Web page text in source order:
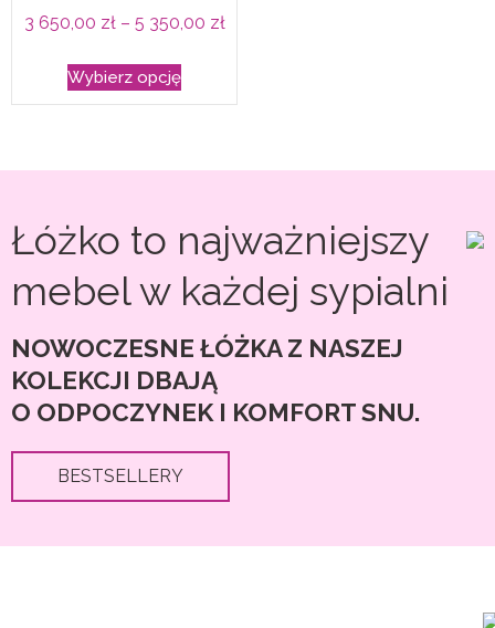
3 650,00 zł – 5 350,00 złZakres
do
350,00 zł
Wybierz opcję
Ten
produkt
można
na
stronie
produktu
Łóżko to najważniejszy
mebel w każdej sypialni
NOWOCZESNE ŁÓŻKA Z NASZEJ
KOLEKCJI DBAJĄ
O ODPOCZYNEK I KOMFORT SNU.
BESTSELLERY